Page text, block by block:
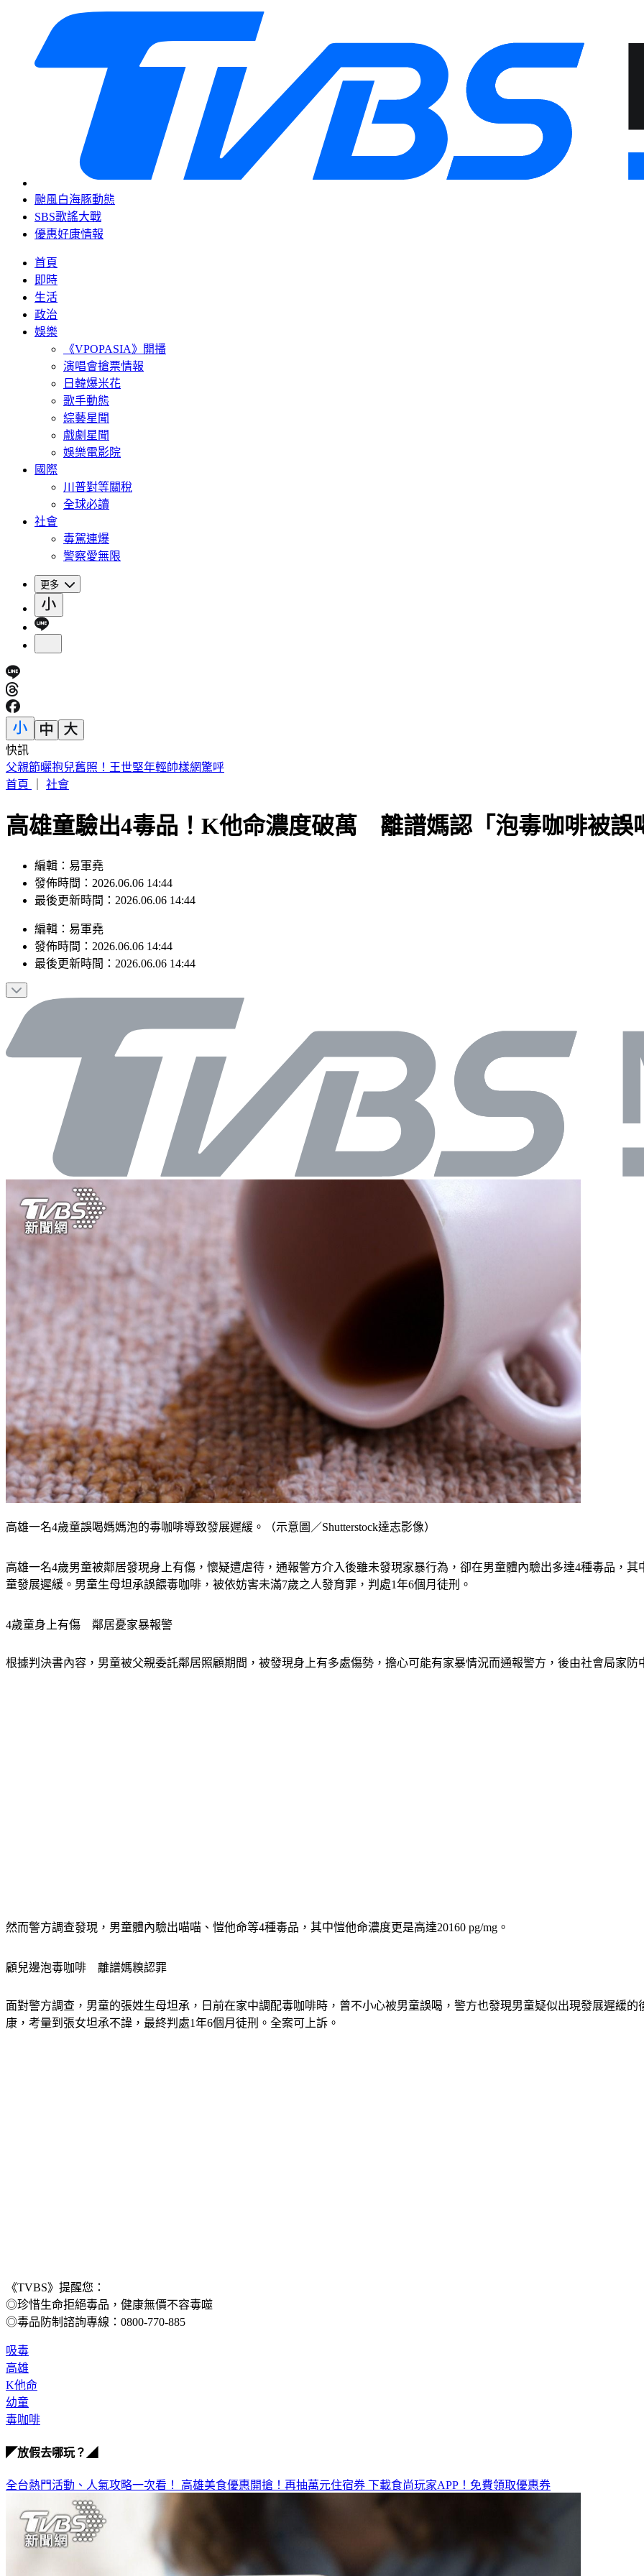
颱風白海豚動態
SBS歌謠大戰
優惠好康情報
首頁
即時
生活
政治
娛樂
《VPOPASIA》開播
演唱會搶票情報
日韓爆米花
歌手動態
綜藝星聞
戲劇星聞
娛樂電影院
國際
川普對等關稅
全球必讀
社會
毒駕連爆
警察愛無限
更多
快訊
彰化「民進黨老將」蔡裕昌肺腺癌病逝 享壽71歲
首頁
社會
高雄童驗出4毒品！K他命濃度破萬 離譜媽認「泡毒咖啡被誤
編輯：易軍堯
發佈時間：2026.06.06 14:44
最後更新時間：2026.06.06 14:44
編輯 ： 易軍堯
發佈時間： 2026.06.06 14:44
最後更新時間： 2026.06.06 14:44
高雄一名4歲童誤喝媽媽泡的毒咖啡導致發展遲緩。（示意圖／Shutterstock達志影像）
高雄一名4歲男童被鄰居發現身上有傷，懷疑遭虐待，通報警方介入後雖未發現家暴行為，卻在男童體內驗出多達4種毒品，
童發展遲緩。男童生母坦承誤餵毒咖啡，被依妨害未滿7歲之人發育罪，判處1年6個月徒刑。
4歲童身上有傷　鄰居憂家暴報警
根據判決書內容，男童被父親委託鄰居照顧期間，被發現身上有多處傷勢，擔心可能有家暴情況而通報警方，後由社會局家防
然而警方調查發現，男童體內驗出喵喵、愷他命等4種毒品，其中愷他命濃度更是高達20160 pg/mg。
顧兒邊泡毒咖啡　離譜媽糗認罪
面對警方調查，男童的張姓生母坦承，日前在家中調配毒咖啡時，曾不小心被男童誤喝，警方也發現男童疑似出現發展遲緩
康，考量到張女坦承不諱，最終判處1年6個月徒刑。全案可上訴。
《TVBS》提醒您：
◎珍惜生命拒絕毒品，健康無價不容毒噬
◎毒品防制諮詢專線：0800-770-885
吸毒
高雄
K他命
幼童
毒咖啡
◤放假去哪玩？◢
全台熱門活動、人氣攻略一次看！ 高雄美食優惠開搶！再抽萬元住宿券 下載食尚玩家APP！免費領取優惠券